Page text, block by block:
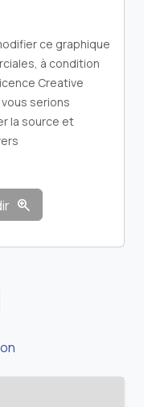
ce graphique
à condition
Creative
serions
la source et
zoom_in